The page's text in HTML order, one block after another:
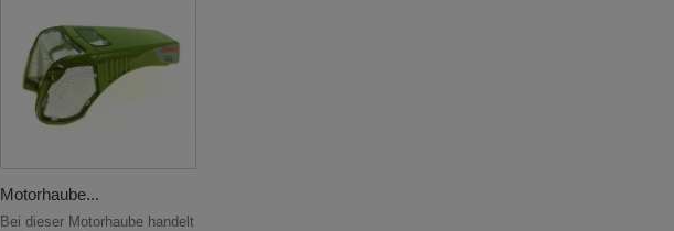
Motorhaube...
Bei dieser Motorhaube handelt